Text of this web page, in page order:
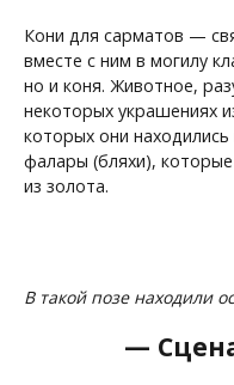
Кони для сарматов —
вместе с ним в могилу
но и коня. Животное,
некоторых украшениях
которых они
фалары (бляхи),
из золота.
В такой позе находили
—